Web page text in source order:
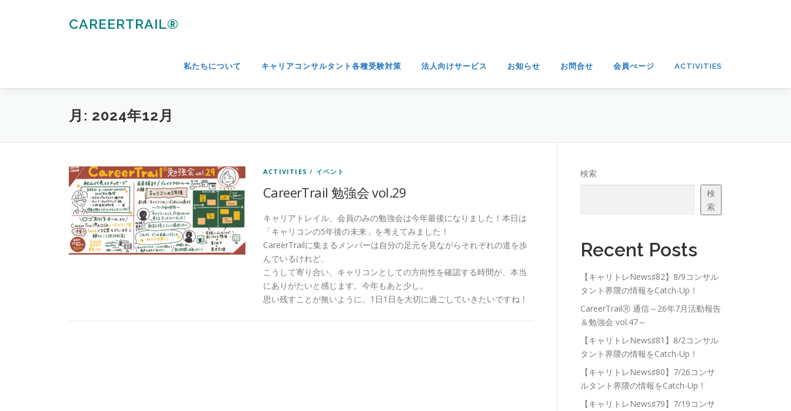
ス
CAREERTRAIL®
私たちについて キャリアコンサルタント各種受験対策 法人向けサービス お知らせ お問合せ 会員ぺージ ACTIVITIES
月: 2024年12月
ACTIVITIES / イベント
CareerTrail 勉強会 vol.29
キャリアトレイル、会員のみの勉強会は今年最後になりました！本日は
「キャリコンの5年後の未来」を考えてみました！
CareerTrailに集まるメンバーは自分の足元を見ながらそれぞれの道を歩
んでいるけれど、
こうして寄り合い、キャリコンとしての方向性を確認する時間が、本当
にありがたいと感じます。今年もあと少し。
思い残すことが無いように、1日1日を大切に過ごしていきたいですね！
検索
検
索
Recent Posts
【キャリトレNews♯82】8/9コンサル
タント界隈の情報をCatch-Up！
CareerTrailⓇ 通信～26年7月活動報告
＆勉強会 vol.47～
【キャリトレNews♯81】8/2コンサル
タント界隈の情報をCatch-Up！
【キャリトレNews♯80】7/26コンサ
ルタント界隈の情報をCatch-Up！
【キャリトレNews♯79】7/19コンサ